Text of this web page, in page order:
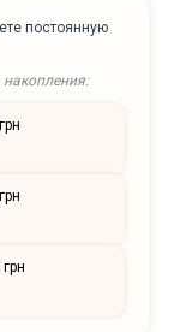
постоянную
накопления: